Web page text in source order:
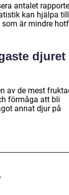
antalet
kan hjälpa
är mindre
djuret
av de mest
förmåga att bli
annat djur på